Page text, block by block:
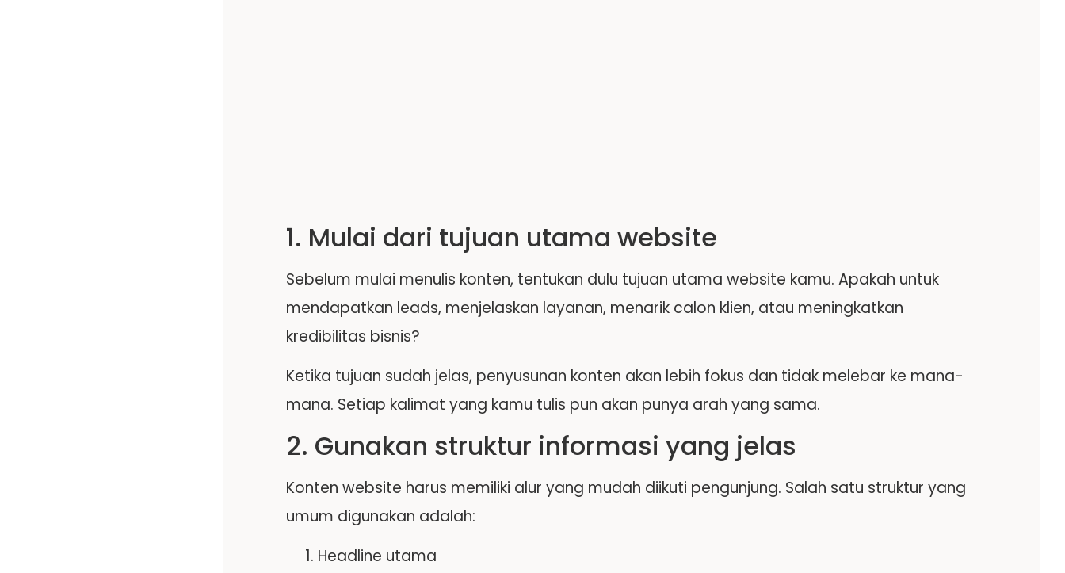
1. Mulai dari tujuan utama website
Sebelum mulai menulis konten, tentukan dulu tujuan utama website kamu. Apakah untuk
mendapatkan leads, menjelaskan layanan, menarik calon klien, atau meningkatkan
kredibilitas bisnis?
Ketika tujuan sudah jelas, penyusunan konten akan lebih fokus dan tidak melebar ke mana-
mana. Setiap kalimat yang kamu tulis pun akan punya arah yang sama.
2. Gunakan struktur informasi yang jelas
Konten website harus memiliki alur yang mudah diikuti pengunjung. Salah satu struktur yang
umum digunakan adalah:
Headline utama